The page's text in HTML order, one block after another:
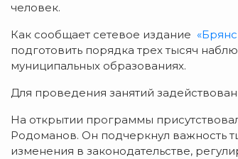
человек.
Как сообщает сетевое издание
подготовить порядка трех тысяч
муниципальных образованиях.
Для проведения занятий
На открытии программы
Родоманов. Он подчеркнул важность
изменения в законодательстве,